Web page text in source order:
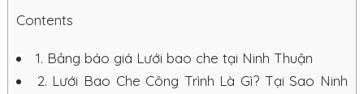
Contents
1. Bảng báo giá Lưới bao che tại Ninh Thuận
2. Lưới Bao Che Công Trình Là Gì? Tại Sao Ninh